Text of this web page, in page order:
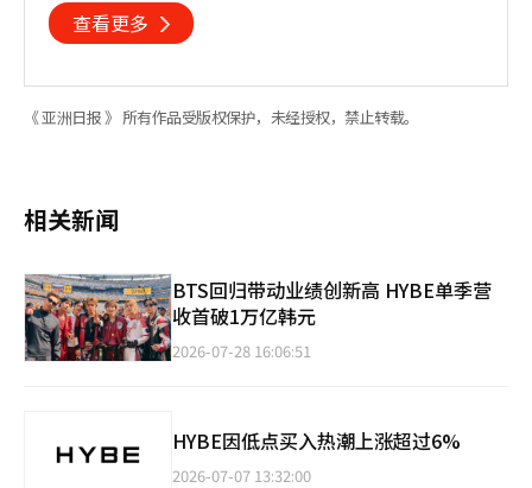
查看更多
《 亚洲日报 》 所有作品受版权保护，未经授权，禁止转载。
相关新闻
BTS回归带动业绩创新高 HYBE单季营
收首破1万亿韩元
2026-07-28 16:06:51
HYBE因低点买入热潮上涨超过6%
2026-07-07 13:32:00